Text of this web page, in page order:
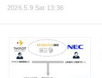
2026.5.9 Sat 13:36